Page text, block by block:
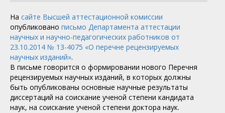
На сайте Высшей аттестационной комиссии
опубликовано письмо Департамента аттестации
научных и научно-педагогических работников от
23.10.2014 № 13-4075 «О перечне рецензируемых
научных изданий».
В письме говорится о формировании нового Перечня
рецензируемых научных изданий, в которых должны
быть опубликованы основные научные результаты
диссертаций на соискание ученой степени кандидата
наук, на соискание ученой степени доктора наук.